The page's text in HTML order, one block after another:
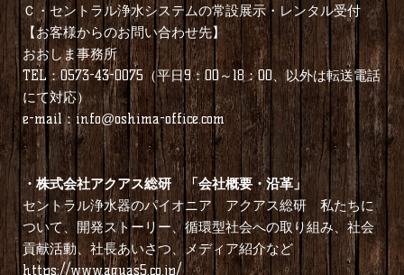
Ｃ・セントラル浄水システムの常設展示・レンタル受付
【お客様からのお問い合わせ先】
おおしま事務所
TEL：0573-43-0075（平日9：00～18：00、以外は転送電話
にて対応）
e-mail：info@oshima-office.com
・株式会社アクアス総研 「会社概要・沿革」
セントラル浄水器のパイオニア アクアス総研 私たちに
ついて、開発ストーリー、循環型社会への取り組み、社会
貢献活動、社長あいさつ、メディア紹介など
https://www.aquas5.co.jp/